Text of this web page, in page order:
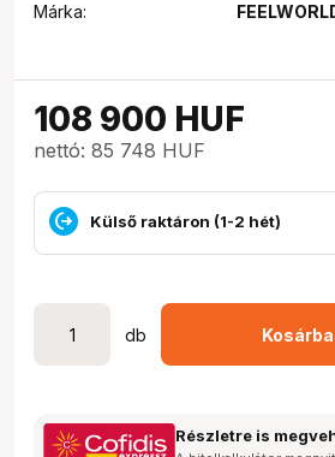
Márka:
108 900 HUF
nettó: 85 748 HUF
Külső raktáron (1-2 hét)
db
Részletre is